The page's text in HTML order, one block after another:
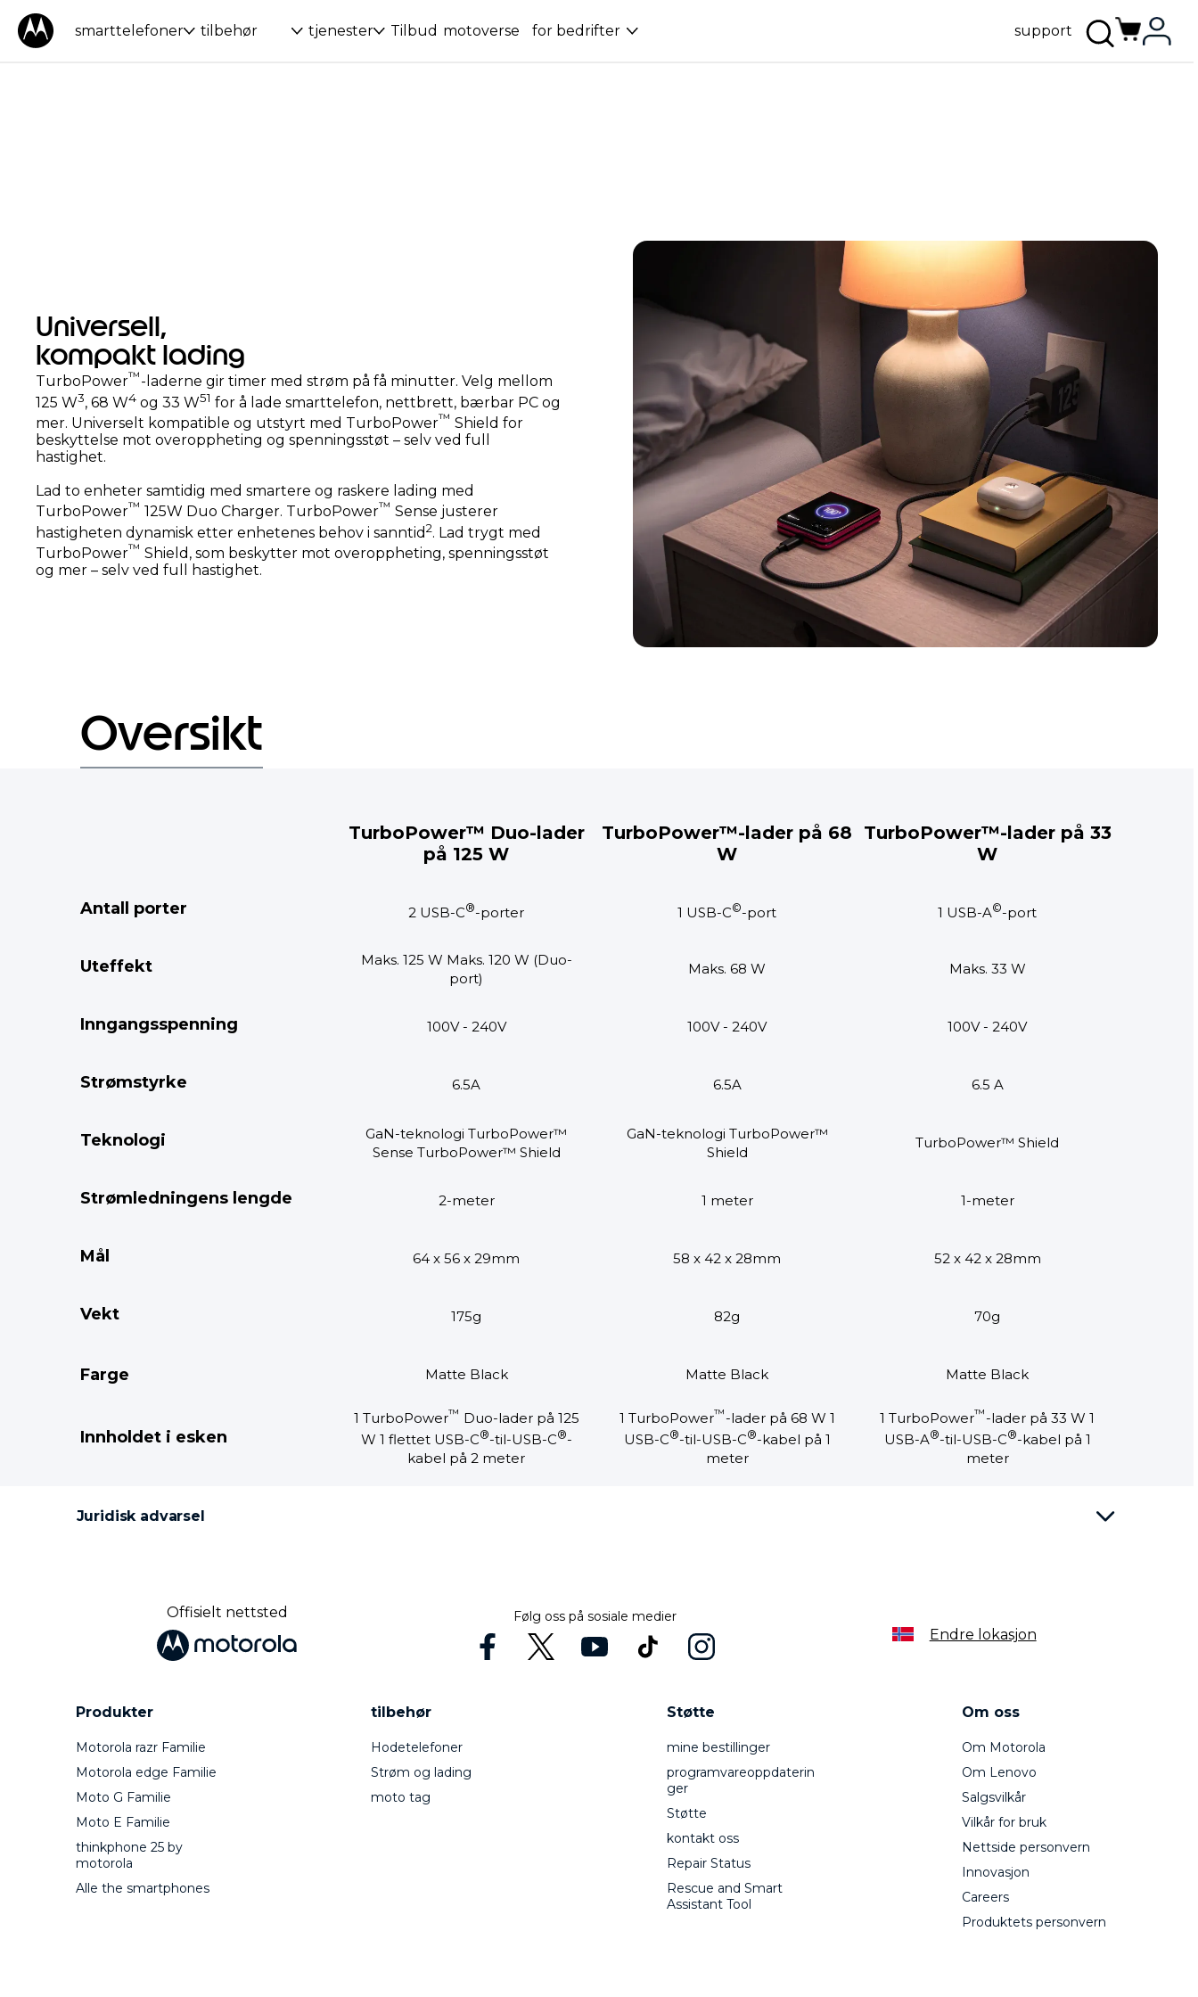
smarttelefoner tilbehør tjenester Tilbud motoverse for bedrifter support
Universell,
kompakt lading
TurboPower™-laderne gir timer med strøm på få minutter. Velg mellom
125 W3, 68 W4 og 33 W51 for å lade smarttelefon, nettbrett, bærbar PC og
mer. Universelt kompatible og utstyrt med TurboPower™ Shield for
beskyttelse mot overoppheting og spenningsstøt – selv ved full
hastighet.
Lad to enheter samtidig med smartere og raskere lading med
TurboPower™ 125W Duo Charger. TurboPower™ Sense justerer
hastigheten dynamisk etter enhetenes behov i sanntid2. Lad trygt med
TurboPower™ Shield, som beskytter mot overoppheting, spenningsstøt
og mer – selv ved full hastighet.
Oversikt
Antall porter
Uteffekt
Inngangsspenning
Strømstyrke
Teknologi
Strømledningens lengde
Mål
Vekt
Farge
Innholdet i esken
TurboPower™ Duo-lader
på 125 W
2 USB-C®-porter
Maks. 125 W Maks. 120 W (Duo-
port)
100V - 240V
6.5A
GaN-teknologi TurboPower™
Sense TurboPower™ Shield
2-meter
64 x 56 x 29mm
175g
Matte Black
1 TurboPower™ Duo-lader på 125
W 1 flettet USB-C®-til-USB-C®-
kabel på 2 meter
TurboPower™-lader på 68
W
1 USB-C©-port
Maks. 68 W
100V - 240V
6.5A
GaN-teknologi TurboPower™
Shield
1 meter
58 x 42 x 28mm
82g
Matte Black
1 TurboPower™ -lader på 68 W 1
USB-C®-til-USB-C®-kabel på 1
meter
TurboPower™-lader på 33
W
1 USB-A©-port
Maks. 33 W
100V - 240V
6.5 A
TurboPower™ Shield
1-meter
52 x 42 x 28mm
70g
Matte Black
1 TurboPower™ -lader på 33 W 1
USB-A®-til-USB-C®-kabel på 1
meter
Juridisk advarsel
Offisielt nettsted Følg oss på sosiale medier
Endre lokasjon
Produkter
Motorola razr Familie
Motorola edge Familie
Moto G Familie
Moto E Familie
thinkphone 25 by
motorola
Alle the smartphones
tilbehør
Hodetelefoner
Strøm og lading
moto tag
Støtte
mine bestillinger
programvareoppdaterin
ger
Støtte
kontakt oss
Repair Status
Rescue and Smart
Assistant Tool
Om oss
Om Motorola
Om Lenovo
Salgsvilkår
Vilkår for bruk
Nettside personvern
Innovasjon
Careers
Produktets personvern